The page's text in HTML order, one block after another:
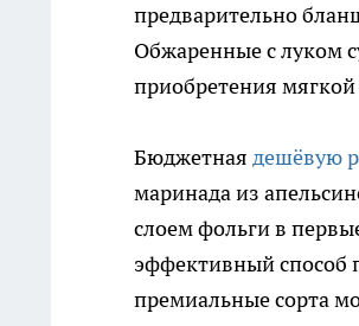
предварительно
Обжаренные с луком
приобретения мягкой
Бюджетная дешёвую
маринада из
слоем фольги в
эффективный способ
премиальные сорта